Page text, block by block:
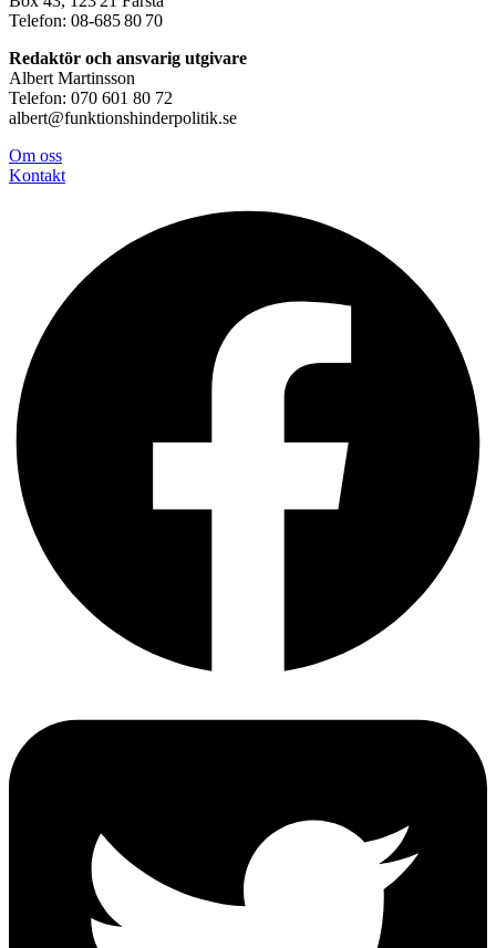
Telefon: 08-685 80 70
Redaktör och ansvarig utgivare
Albert Martinsson
Telefon: 070 601 80 72
albert@funktionshinderpolitik.se
Om oss
Kontakt